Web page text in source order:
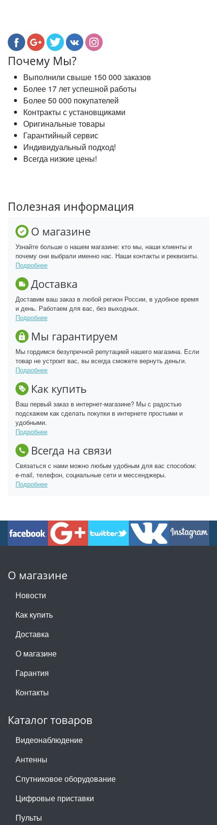
Почему Мы?
Выполнили свыше 150 000 заказов
Более 17 лет успешной работы
Более 50 000 покупателей
Контракты с установщиками
Оригинальные товары
Гарантийный сервис
Индивидуальный подход!
Всегда низкие цены!
Полезная информация
О магазине
Узнайте больше о нашем магазине: кто мы, наши клиенты и
почему они выбрали именно нас. Наши контакты и реквизиты.
Подробнее
Доставка
Доставим ваш заказ в любой регион России, в удобное время
и день. Работаем для вас, без выходных.
Подробнее
Мы гарантируем
Мы гордимся безупречной репутацией нашего магазина. Если
товар не устроит вас, вы всегда сможете вернуть деньги.
Подробнее
Как купить
Ваш первый заказ в интернет-магазине? Мы с радостью
подскажем как сделать покупки в интернете простыми и
удобными.
Подробнее
Всегда на связи
Связаться с нами можно любым удобным для вас способом:
e-mail, телефон, социальные сети и мессенджеры.
Подробнее
О магазине
Новости
Как купить
Доставка
О магазине
Гарантия
Контакты
Каталог товаров
Видеонаблюдение
Антенны
Спутниковое оборудование
Цифровые приставки
Пульты